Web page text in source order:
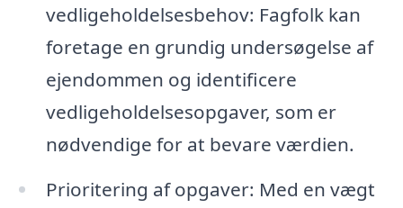
vedligeholdelsesbehov: Fagfolk kan
foretage en grundig undersøgelse af
ejendommen og identificere
vedligeholdelsesopgaver, som er
nødvendige for at bevare værdien.
Prioritering af opgaver: Med en vægt